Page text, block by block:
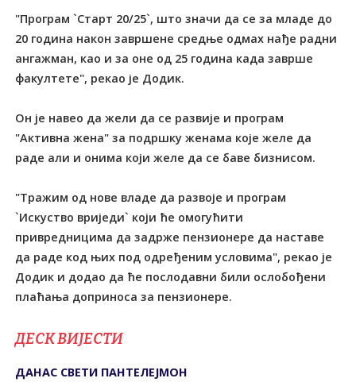
"Програм `Старт 20/25`, што значи да се за младе до
20 година након завршене средње одмах нађе радни
ангажман, као и за оне од 25 година када заврше
факултете", рекао је Додик.
Он је навео да жели да се развије и програм
"Активна жена" за подршку женама које желе да
раде али и онима који желе да се баве бизнисом.
"Тражим од нове владе да развоје и програм
`Искуство вриједи` који ће омогућити
привредницима да задрже пензионере да наставе
да раде код њих под одређеним условима", рекао је
Додик и додао да ће послодавни били ослобођени
плаћања доприноса за пензионере.
ДЕСК ВИЈЕСТИ
ДАНАС СВЕTИ ПАНTЕЛЕЈМОН